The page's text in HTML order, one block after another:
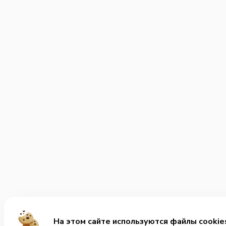
На этом сайте используются файлы